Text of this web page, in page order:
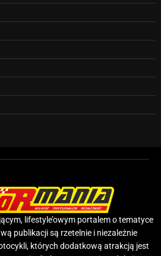
lifestyle’owym portalem o tematyce
publikacji są rzetelnie i niezależnie
których dodatkową atrakcją jest